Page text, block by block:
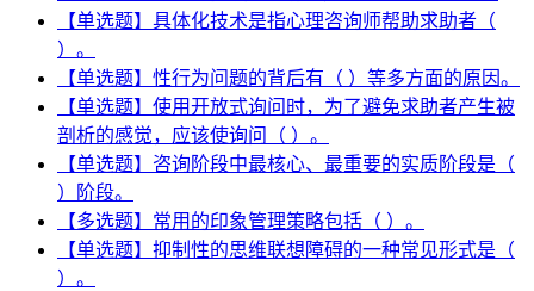
【单选题】具体化技术是指心理咨询师帮助求助者（
）。
【单选题】性行为问题的背后有（ ）等多方面的原因。
【单选题】使用开放式询问时，为了避免求助者产生被
剖析的感觉，应该使询问（ ）。
【单选题】咨询阶段中最核心、最重要的实质阶段是（
）阶段。
【多选题】常用的印象管理策略包括（ ）。
【单选题】抑制性的思维联想障碍的一种常见形式是（
）。